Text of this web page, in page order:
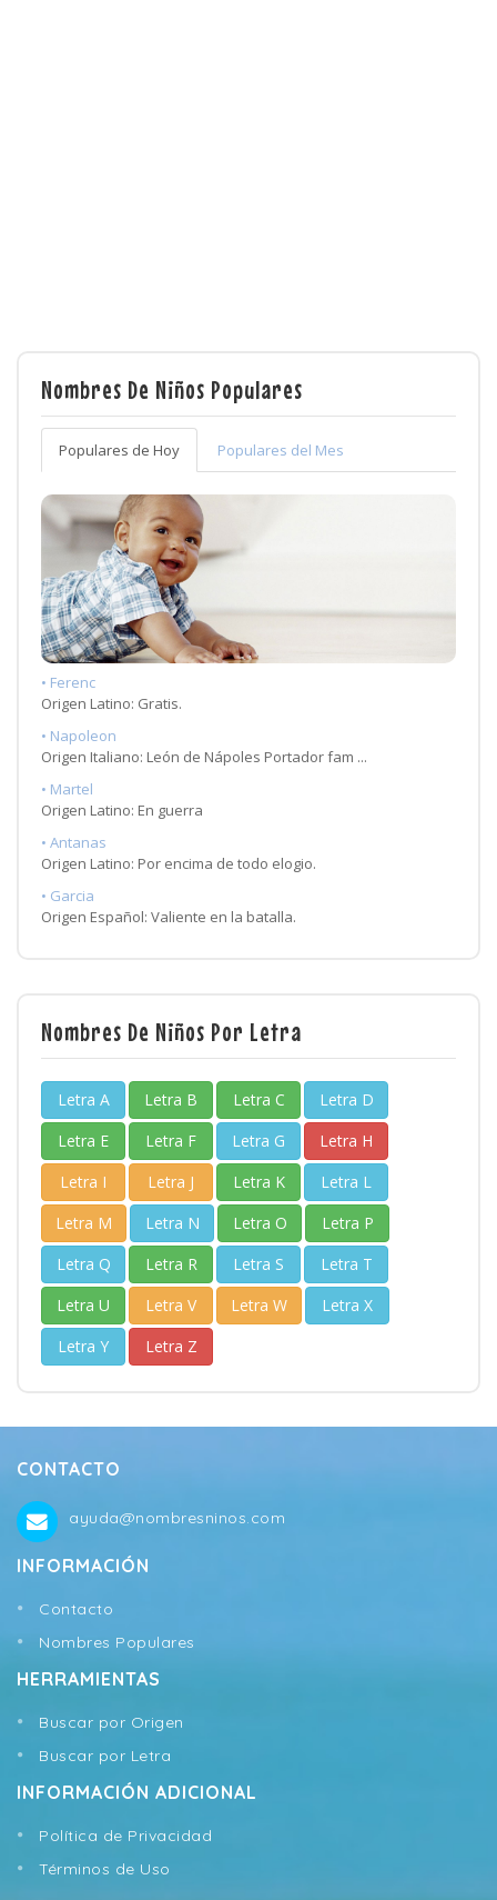
Nombres De Niños Populares
Populares de Hoy Populares del Mes
• Ferenc
Origen Latino: Gratis.
• Napoleon
Origen Italiano: León de Nápoles Portador fam ...
• Martel
Origen Latino: En guerra
• Antanas
Origen Latino: Por encima de todo elogio.
• Garcia
Origen Español: Valiente en la batalla.
Nombres De Niños Por Letra
Letra A Letra B Letra C
Letra D
Letra E
Letra F Letra G
Letra H
Letra I
Letra J Letra K
Letra L
Letra M
Letra N Letra O
Letra P
Letra Q
Letra R Letra S
Letra T
Letra U
Letra V Letra W
Letra X
Letra Y
Letra Z
CONTACTO
ayuda@nombresninos.com
INFORMACIÓN
Contacto
Nombres Populares
HERRAMIENTAS
Buscar por Origen
Buscar por Letra
INFORMACIÓN ADICIONAL
Política de Privacidad
Términos de Uso